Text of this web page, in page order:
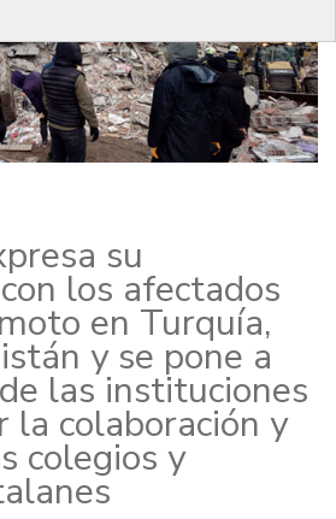
su
los afectados
en Turquía,
y se pone a
las instituciones
la colaboración y
colegios y